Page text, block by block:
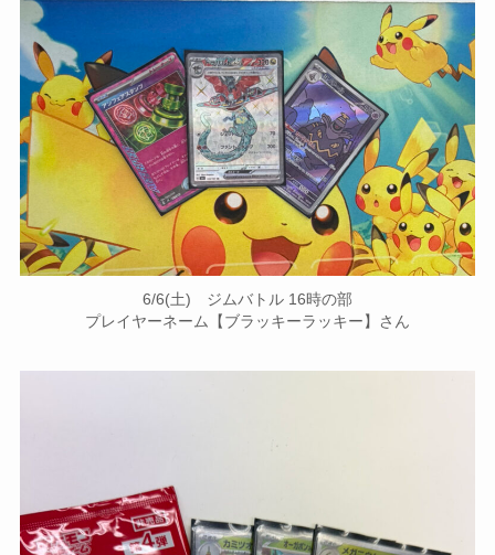
6/6(土) ジムバトル 16時の部
プレイヤーネーム【ブラッキーラッキー】さん